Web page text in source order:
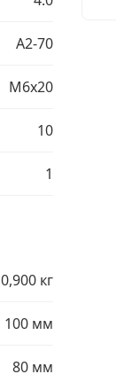
A2-70
М6х20
10
1
0,900 кг
100 мм
80 мм